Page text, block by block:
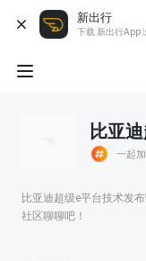
新出行
下载 新出行App
比亚
一起
比亚迪超级e平台技术发
社区聊聊吧！